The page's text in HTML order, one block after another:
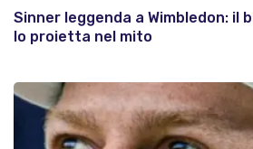
Sinner leggenda a Wimbledon: il
lo proietta nel mito